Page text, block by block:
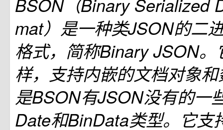
BSON（Binary Serialized
mat）是一种类JSON的二
格式，简称Binary JSON。
样，支持内嵌的文档对象
是BSON有JSON没有的一
Date和BinData类型。它支